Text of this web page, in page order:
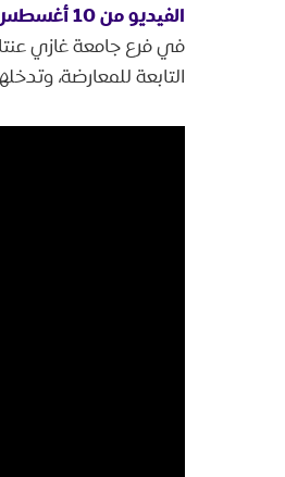
الفيديو من 10 أغسطس 2024
في فرع جامعة غازي
التابعة للمعارضة،